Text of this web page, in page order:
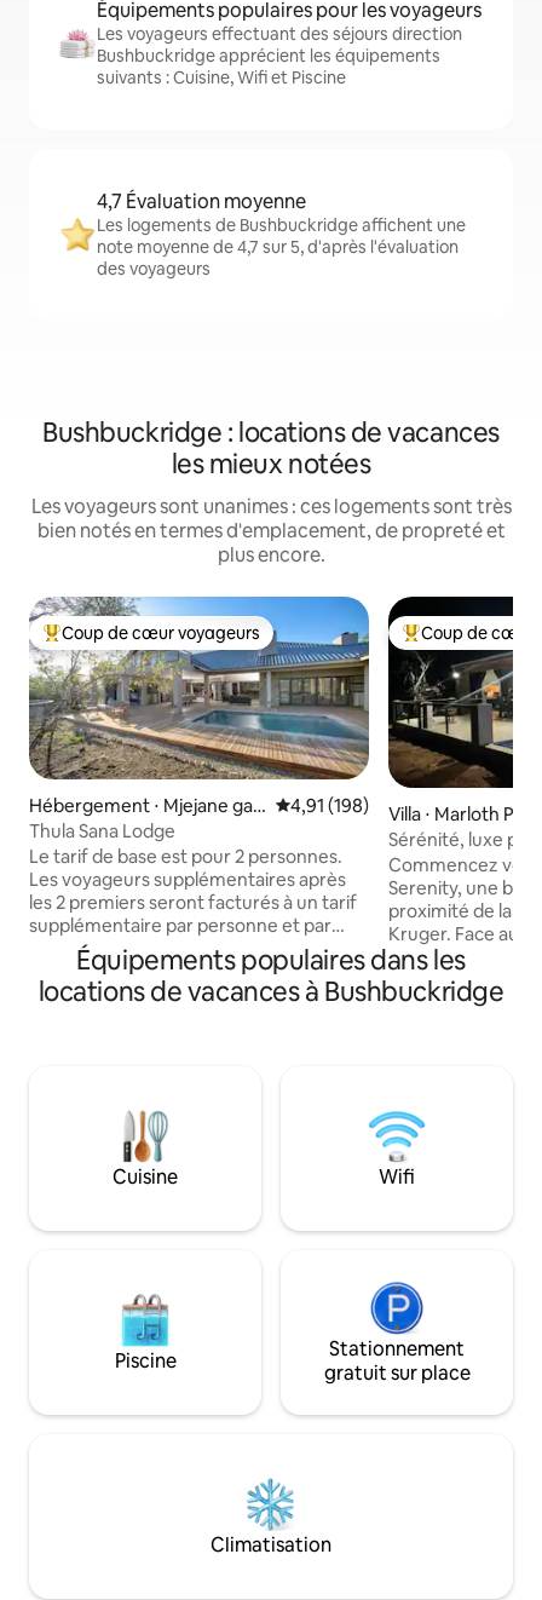
Équipements populaires pour les voyageurs
Les voyageurs effectuant des séjours direction
Bushbuckridge apprécient les équipements
suivants : Cuisine, Wifi et Piscine
4,7 Évaluation moyenne
Les logements de Bushbuckridge affichent une
note moyenne de 4,7 sur 5, d'après l'évaluation
des voyageurs
Bushbuckridge : locations de vacances
les mieux notées
Les voyageurs sont unanimes : ces logements sont très
bien notés en termes d'emplacement, de propreté et
plus encore.
Coups de cœur voyageurs les plus appréciés
Coup de cœur voyageurs
Hébergement ⋅ Mjejane ga
me reserve
Évaluation moyenne sur la
4,91 (198)
Thula Sana Lodge
Le tarif de base est pour 2 personnes.
Les voyageurs supplémentaires après
les 2 premiers seront facturés à un tarif
supplémentaire par personne et par
la réserve de chasse de Mjejane. La
tranquillité à son meilleur, détendez-
pour se détendre et se ressourcer dans
de sport et d'une piscine. Vous y
trouverez également un bureau avec un
bibliothèque avec des livres à lire.
Coups de cœur
Coup de cœur
Villa ⋅ Marloth Park
Sérénité, luxe
Parks.
Commencez
Serenity, une
proximité de la
Kruger. Face au
promènent
les jours. Cuisine
Le patio dispose
plongeoir,
chambre avec
sont accessibles
Profitez de la
Kruger
Équipements populaires dans les
locations de vacances à Bushbuckridge
Cuisine Wifi
Piscine
Stationnement
gratuit sur place
Climatisation